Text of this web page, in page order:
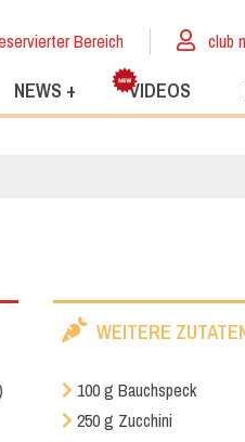
Bereich club
NEWS + VIDEOS
WEITERE
100 g Bauchspeck
250 g Zucchini